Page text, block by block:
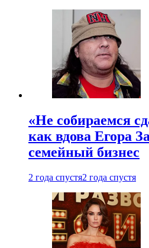
«Не собираемся
как вдова Егора
семейный бизнес
2 года спустя2 года спустя